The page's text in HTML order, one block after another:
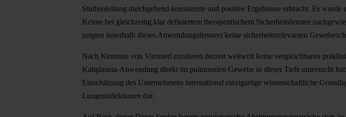
Studienleitung durchgehend konsistente und positive Ergebnisse erbracht. Es
Keime bei gleichzeitig klar definiertem therapeutischem Sicherheitsfenster
zeigten innerhalb dieses Anwendungsfensters keine sicherheitsrelevanten
Nach Kenntnis von Viromed existieren derzeit weltweit keine vergleichbaren
Kaltplasma-Anwendung direkt im pulmonalen Gewebe in dieser Tiefe untersucht
Einschätzung des Unternehmens international einzigartige wissenschaftliche
Lungeninfektionen dar.